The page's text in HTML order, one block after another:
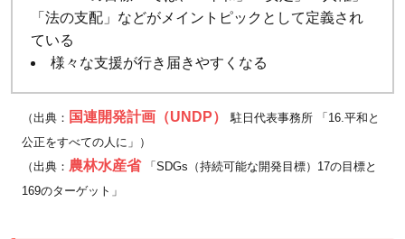
「法の支配」などがメイントピックとして定義され
ている
様々な支援が行き届きやすくなる
（出典： 国連開発計画（UNDP）
駐日代表事務所 「16.平和と
公正をすべての人に」）
（出典： 農林水産省「SDGs（持続可能な開発目標）17の目標と
169のターゲット」